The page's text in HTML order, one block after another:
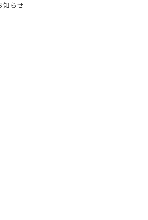
らせ